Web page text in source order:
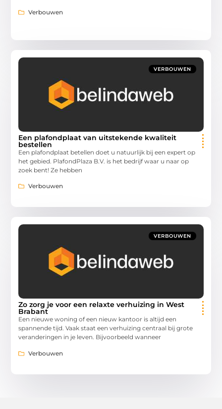
Verbouwen
VERBOUWEN
Een plafondplaat van uitstekende kwaliteit
bestellen
Een plafondplaat betellen doet u natuurlijk bij een expert op
het gebied. PlafondPlaza B.V. is het bedrijf waar u naar op
zoek bent! Ze hebben
Verbouwen
VERBOUWEN
Zo zorg je voor een relaxte verhuizing in West
Brabant
Een nieuwe woning of een nieuw kantoor is altijd een
spannende tijd. Vaak staat een verhuizing centraal bij grote
veranderingen in je leven. Bijvoorbeeld wanneer
Verbouwen